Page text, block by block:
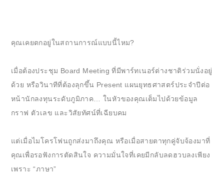
คุณเคยตกอยู่ในสถานการณ์แบบนี้ไหม?
เมื่อต้องประชุม Board Meeting ที่มีพาร์ทเนอร์ต่างชาติร่วมนั่งอยู่
ด้วย หรือวินาทีที่ต้องลุกขึ้น Present แผนยุทธศาสตร์ประจำปีต่อ
หน้านักลงทุนระดับภูมิภาค… ในหัวของคุณเต็มไปด้วยข้อมูล
กราฟ ตัวเลข และวิสัยทัศน์ที่เฉียบคม
แต่เมื่อไมโครโฟนถูกส่งมาถึงคุณ หรือเมื่อสายตาทุกคู่จับจ้องมาที่
คุณเพื่อรอฟังการตัดสินใจ ความมั่นใจที่เคยมีกลับลดฮวบลงเพียง
เพราะ “ภาษา”